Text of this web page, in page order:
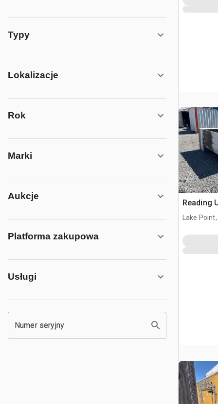
Typy
Lokalizacje
Rok
Marki
Aukcje
Platforma zakupowa
Usługi
Numer seryjny
Reading
Lake Point,